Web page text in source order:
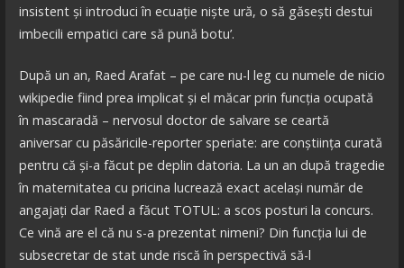
insistent și introduci în ecuație niște ură, o să găsești destui
imbecili empatici care să pună botu’.
După un an, Raed Arafat – pe care nu-l leg cu numele de nicio
wikipedie fiind prea implicat și el măcar prin funcția ocupată
în mascaradă – nervosul doctor de salvare se ceartă
aniversar cu păsăricile-reporter speriate: are conștiința curată
pentru că și-a făcut pe deplin datoria. La un an după tragedie
în maternitatea cu pricina lucrează exact același număr de
angajați dar Raed a făcut TOTUL: a scos posturi la concurs.
Ce vină are el că nu s-a prezentat nimeni? Din funcția lui de
subsecretar de stat unde riscă în perspectivă să-l